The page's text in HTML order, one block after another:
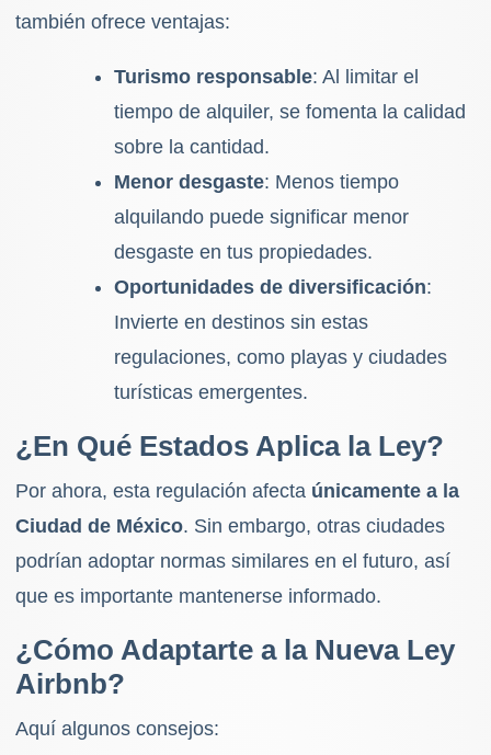
también ofrece ventajas:
Turismo responsable: Al limitar el
tiempo de alquiler, se fomenta la calidad
sobre la cantidad.
Menor desgaste: Menos tiempo
alquilando puede significar menor
desgaste en tus propiedades.
Oportunidades de diversificación:
Invierte en destinos sin estas
regulaciones, como playas y ciudades
turísticas emergentes.
¿En Qué Estados Aplica la Ley?
Por ahora, esta regulación afecta únicamente a la
Ciudad de México. Sin embargo, otras ciudades
podrían adoptar normas similares en el futuro, así
que es importante mantenerse informado.
¿Cómo Adaptarte a la Nueva Ley
Airbnb?
Aquí algunos consejos: